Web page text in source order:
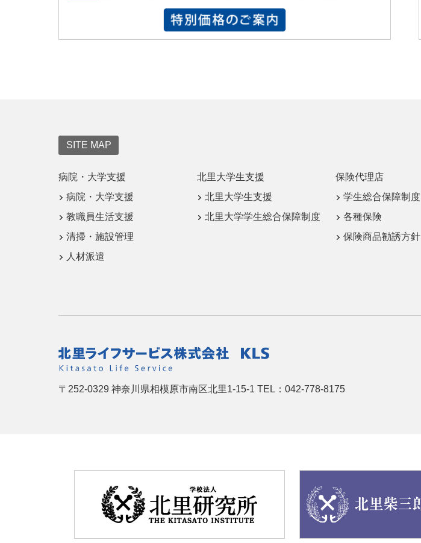
SITE MAP
病院・大学支援
病院・大学支援
教職員生活支援
清掃・施設管理
人材派遣
北里大学生支援
北里大学生支援
北里大学学生総合保障制度
保険代理店
学生総合保障制度
各種保険
保険商品勧誘方針
〒252-0329 神奈川県相模原市南区北里1-15-1 TEL：042-778-8175